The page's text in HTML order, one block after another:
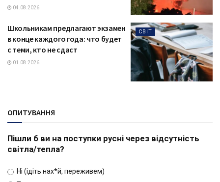
04.08.2026
СВІТ
Школьникам предлагают экзамен
в конце каждого года: что будет
с теми, кто не сдаст
01.08.2026
ОПИТУВАННЯ
Пішли б ви на поступки русні через відсутність
світла/тепла?
Ні (ідіть нах*й, переживем)